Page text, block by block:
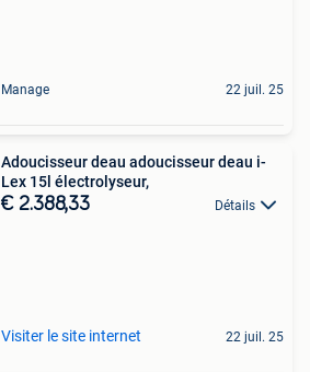
Manage 22 juil. 25
Adoucisseur deau adoucisseur deau i-
Lex 15l électrolyseur,
€ 2.388,33 Détails
Visiter le site internet 22 juil. 25